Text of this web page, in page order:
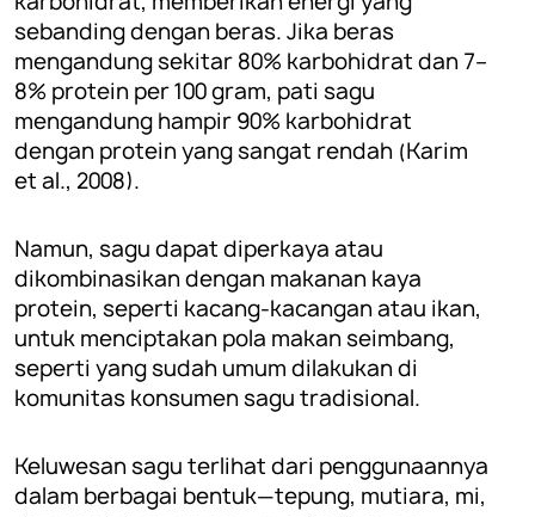
sebanding dengan beras. Jika beras
mengandung sekitar 80% karbohidrat dan 7–
8% protein per 100 gram, pati sagu
mengandung hampir 90% karbohidrat
dengan protein yang sangat rendah (Karim
et al., 2008).
Namun, sagu dapat diperkaya atau
dikombinasikan dengan makanan kaya
protein, seperti kacang-kacangan atau ikan,
untuk menciptakan pola makan seimbang,
seperti yang sudah umum dilakukan di
komunitas konsumen sagu tradisional.
Keluwesan sagu terlihat dari penggunaannya
dalam berbagai bentuk—tepung, mutiara, mi,